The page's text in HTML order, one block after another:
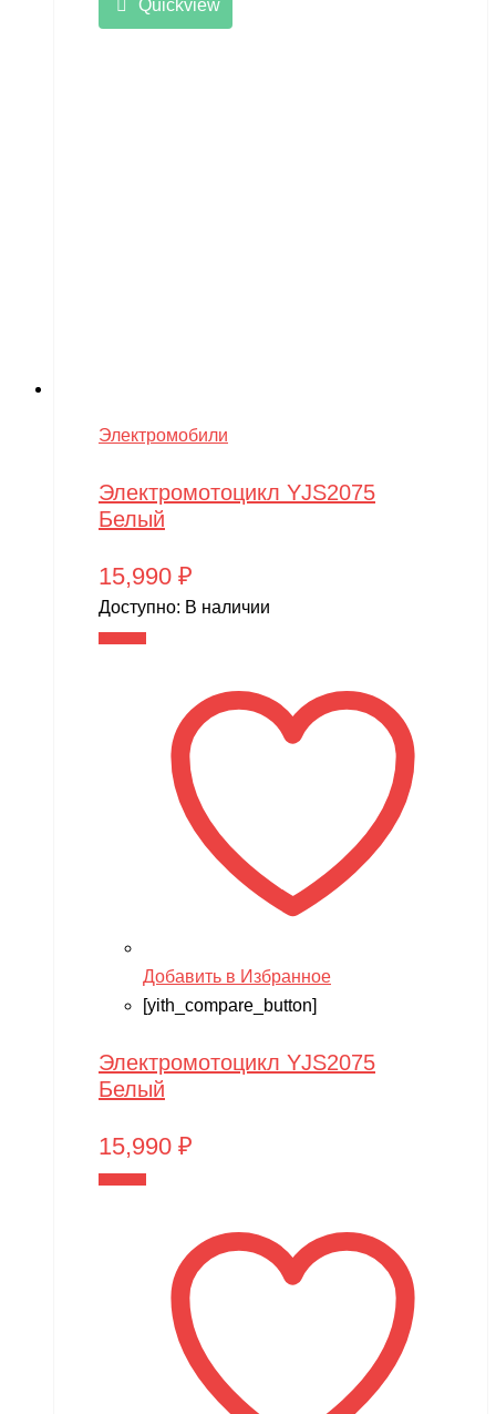
Quickview
Электромобили
Электромотоцикл YJS2075
Белый
15,990 ₽
Доступно: В наличии
Добавить в Избранное
[yith_compare_button]
Электромотоцикл YJS2075
Белый
15,990 ₽